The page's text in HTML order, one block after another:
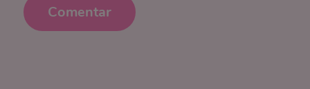
Comentar